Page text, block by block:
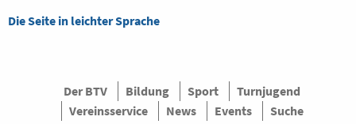
Die Seite in leichter Sprache
Der BTV Bildung Sport
Turnjugend
Vereinsservice
News Events Suche